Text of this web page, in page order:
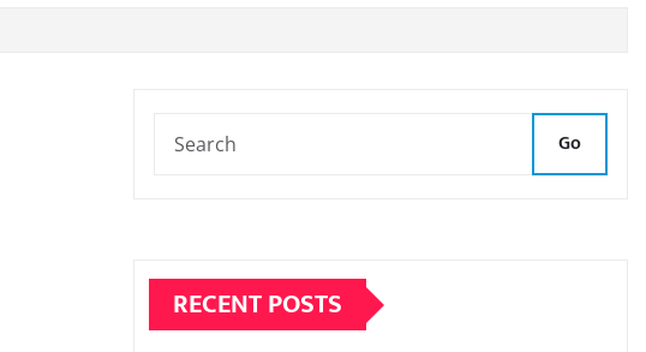
Go
RECENT POSTS